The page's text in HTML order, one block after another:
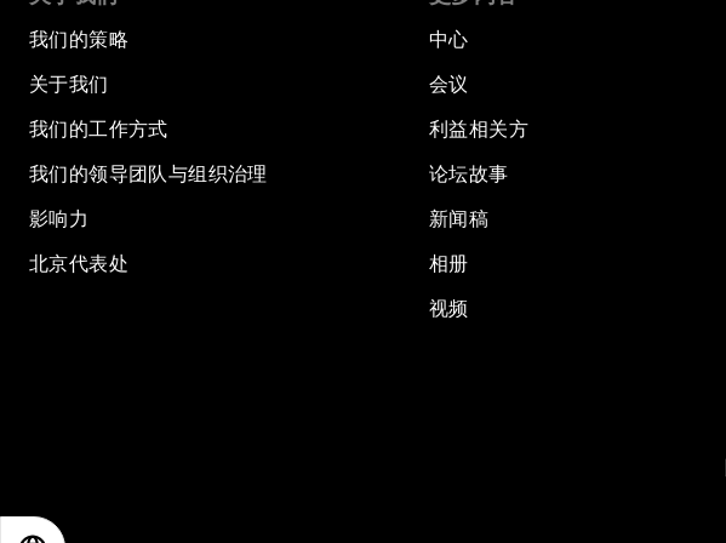
我们的策略
关于我们
我们的工作方式
我们的领导团队与组织治理
影响力
北京代表处
中心
会议
利益相关方
论坛故事
新闻稿
相册
视频